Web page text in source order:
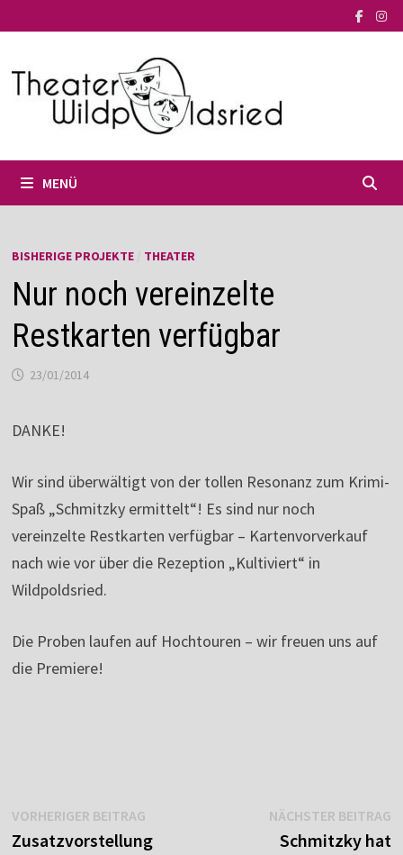
Inhalt
MENÜ
BISHERIGE PROJEKTE/ THEATER
Nur noch vereinzelte
Restkarten verfügbar
23/01/2014
DANKE!
Wir sind überwältigt von der tollen Resonanz zum Krimi-
Spaß „Schmitzky ermittelt“! Es sind nur noch
vereinzelte Restkarten verfügbar – Kartenvorverkauf
nach wie vor über die Rezeption „Kultiviert“ in
Wildpoldsried.
Die Proben laufen auf Hochtouren – wir freuen uns auf
die Premiere!
Beitragsnavigation
VORHERIGER BEITRAGVorheriger
Beitrag:
Zusatzvorstellung
NÄCHSTER BEITRAG
Schmitzky hat